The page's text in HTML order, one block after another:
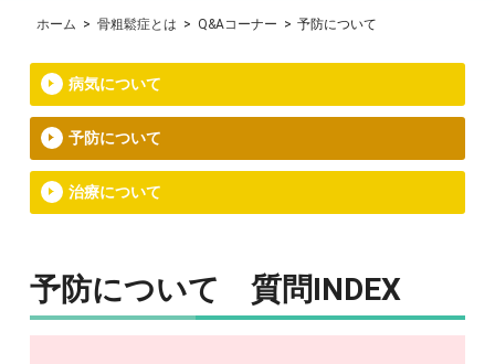
ホーム > 骨粗鬆症とは > Q&Aコーナー > 予防について
病気について
予防について
治療について
予防について 質問INDEX